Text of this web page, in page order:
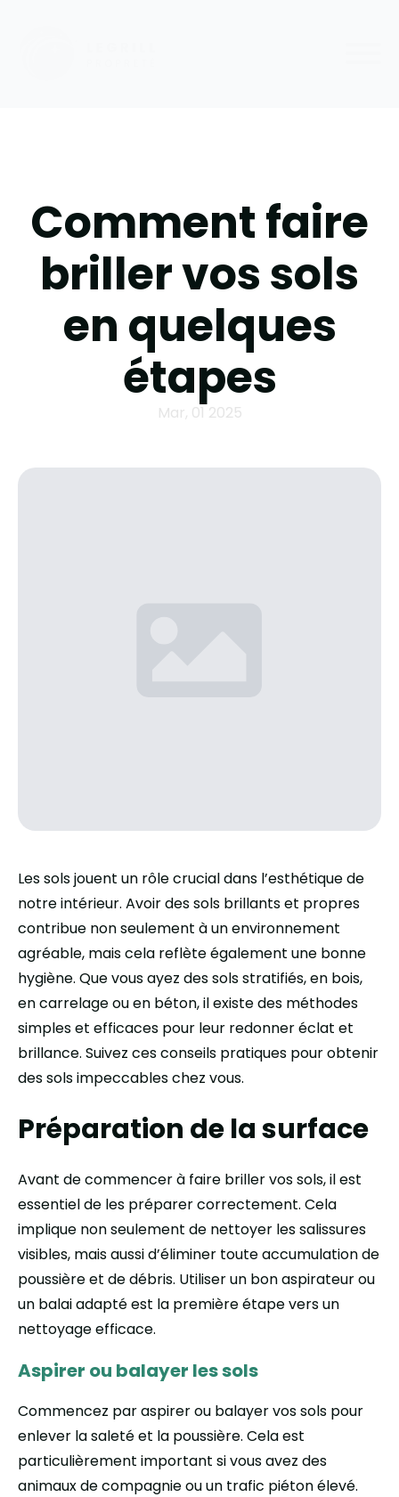
Comment faire
briller vos sols
en quelques
étapes
Mar, 01 2025
Les sols jouent un rôle crucial dans l’esthétique de
notre intérieur. Avoir des sols brillants et propres
contribue non seulement à un environnement
agréable, mais cela reflète également une bonne
hygiène. Que vous ayez des sols stratifiés, en bois,
en carrelage ou en béton, il existe des méthodes
simples et efficaces pour leur redonner éclat et
brillance. Suivez ces conseils pratiques pour obtenir
des sols impeccables chez vous.
Préparation de la surface
Avant de commencer à faire briller vos sols, il est
essentiel de les préparer correctement. Cela
implique non seulement de nettoyer les salissures
visibles, mais aussi d’éliminer toute accumulation de
poussière et de débris. Utiliser un bon aspirateur ou
un balai adapté est la première étape vers un
nettoyage efficace.
Aspirer ou balayer les sols
Commencez par aspirer ou balayer vos sols pour
enlever la saleté et la poussière. Cela est
particulièrement important si vous avez des
animaux de compagnie ou un trafic piéton élevé.